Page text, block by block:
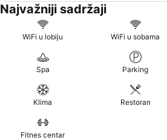
Najvažniji sadržaji
WiFi u lobiju WiFi u sobama
Spa Parking
Klima Restoran
Fitnes centar